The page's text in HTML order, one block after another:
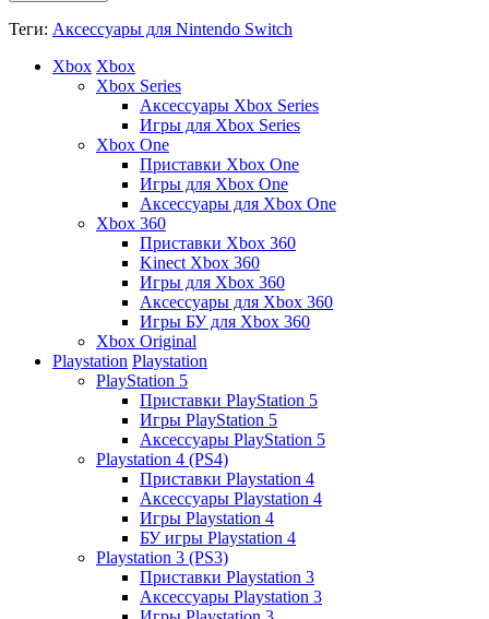
Теги: Аксессуары для Nintendo Switch
Xbox Xbox
Xbox Series
Аксессуары Xbox Series
Игры для Xbox Series
Xbox One
Приставки Xbox One
Игры для Xbox One
Аксессуары для Xbox One
Xbox 360
Приставки Xbox 360
Kinect Xbox 360
Игры для Xbox 360
Аксессуары для Xbox 360
Игры БУ для Xbox 360
Xbox Original
Playstation Playstation
PlayStation 5
Приставки PlayStation 5
Игры PlayStation 5
Аксессуары PlayStation 5
Playstation 4 (PS4)
Приставки Playstation 4
Аксессуары Playstation 4
Игры Playstation 4
БУ игры Playstation 4
Playstation 3 (PS3)
Приставки Playstation 3
Аксессуары Playstation 3